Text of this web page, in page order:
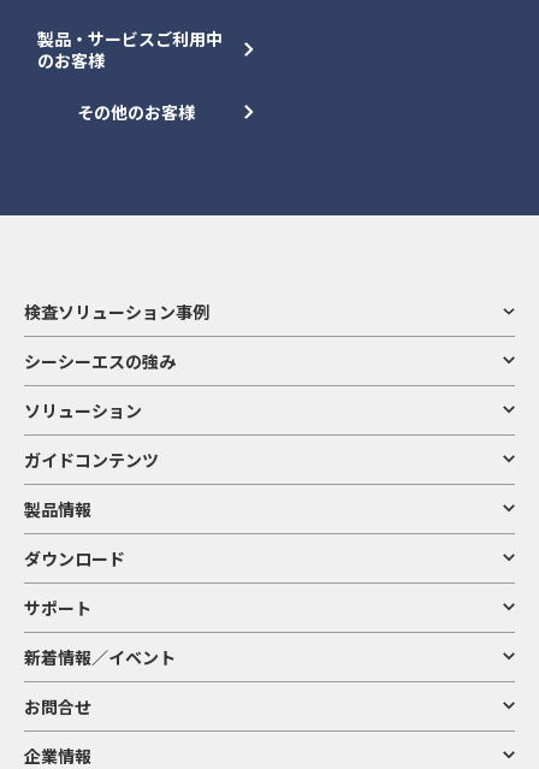
製品・サービスご利用中
のお客様
その他のお客様
検査ソリューション事例
シーシーエスの強み
ソリューション
ガイドコンテンツ
製品情報
ダウンロード
サポート
新着情報／イベント
お問合せ
企業情報